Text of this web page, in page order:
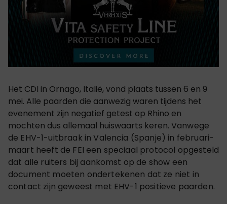
Het CDI in Ornago, Italië, vond plaats tussen 6 en 9
mei. Alle paarden die aanwezig waren tijdens het
evenement zijn negatief getest op Rhino en
mochten dus allemaal huiswaarts keren. Vanwege
de EHV-1-uitbraak in Valencia (Spanje) in februari-
maart heeft de FEI een speciaal protocol opgesteld
dat alle ruiters bij aankomst op de show een
document moeten ondertekenen dat ze niet in
contact zijn geweest met EHV-1 positieve paarden.